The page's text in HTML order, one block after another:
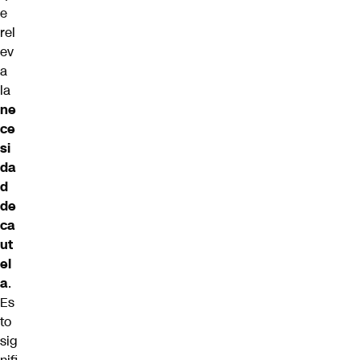
e
rel
ev
a
la
ne
ce
si
da
d
de
ca
ut
el
a.
Es
to
sig